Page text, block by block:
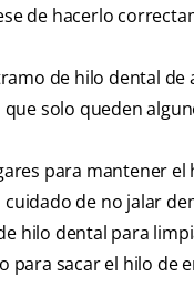
de hacerlo
de hilo dental
solo queden
para mantener
de no jalar
hilo dental para
para sacar el hilo de